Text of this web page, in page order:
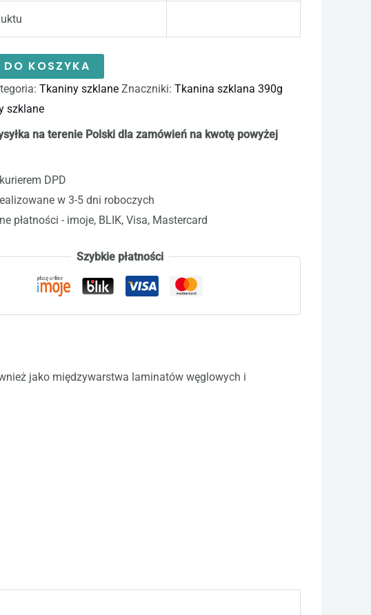
KOSZYKA
Tkaniny szklane Znaczniki: Tkanina szklana 390g
szklane
na terenie Polski dla zamówień na kwotę powyżej
DPD
w 3-5 dni roboczych
płatności - imoje, BLIK, Visa, Mastercard
Szybkie płatności
jako międzywarstwa laminatów węglowych i